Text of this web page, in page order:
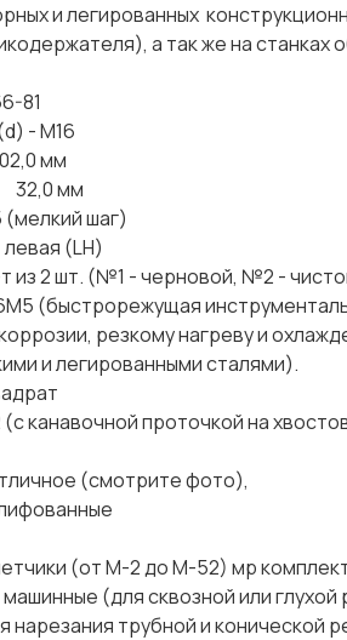
и легированных
а так же на
- М16
мм
мм
шаг)
(LH)
(№1 - черновой, №2 -
инструментальная
резкому нагреву и
и легированными сталями).
проточкой на
(смотрите фото),
(от М-2 до М-52) мр
(для сквозной или
нарезания трубной и конической